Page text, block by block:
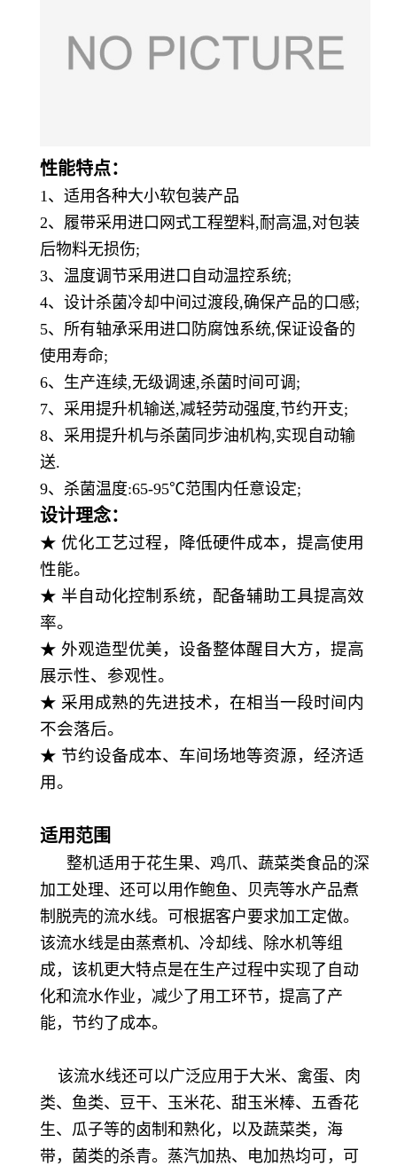
性能特点：
1、适用各种大小软包装产品
2、履带采用进口网式工程塑料,耐高温,对包装
后物料无损伤;
3、温度调节采用进口自动温控系统;
4、设计杀菌冷却中间过渡段,确保产品的口感;
5、所有轴承采用进口防腐蚀系统,保证设备的
使用寿命;
6、生产连续,无级调速,杀菌时间可调;
7、采用提升机输送,减轻劳动强度,节约开支;
8、采用提升机与杀菌同步油机构,实现自动输
送.
9、杀菌温度:65-95℃范围内任意设定;
设计理念：
★ 优化工艺过程，降低硬件成本，提高使用
性能。
★ 半自动化控制系统，配备辅助工具提高效
率。
★ 外观造型优美，设备整体醒目大方，提高
展示性、参观性。
★ 采用成熟的先进技术，在相当一段时间内
不会落后。
★ 节约设备成本、车间场地等资源，经济适
用。
适用范围
整机适用于花生果、鸡爪、蔬菜类食品的深
加工处理、还可以用作鲍鱼、贝壳等水产品煮
制脱壳的流水线。可根据客户要求加工定做。
该流水线是由蒸煮机、冷却线、除水机等组
成，该机更大特点是在生产过程中实现了自动
化和流水作业，减少了用工环节，提高了产
能，节约了成本。
该流水线还可以广泛应用于大米、禽蛋、肉
类、鱼类、豆干、玉米花、甜玉米棒、五香花
生、瓜子等的卤制和熟化，以及蔬菜类，海
带，菌类的杀青。蒸汽加热、电加热均可，可